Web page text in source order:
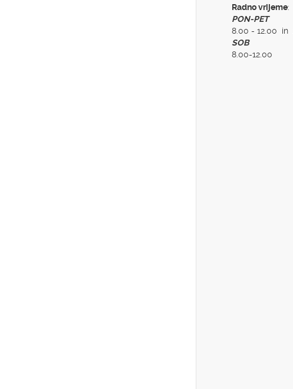
Radno vrijeme:
PON-PET
8.00 - 12.00 in
SOB
8.00-12.00